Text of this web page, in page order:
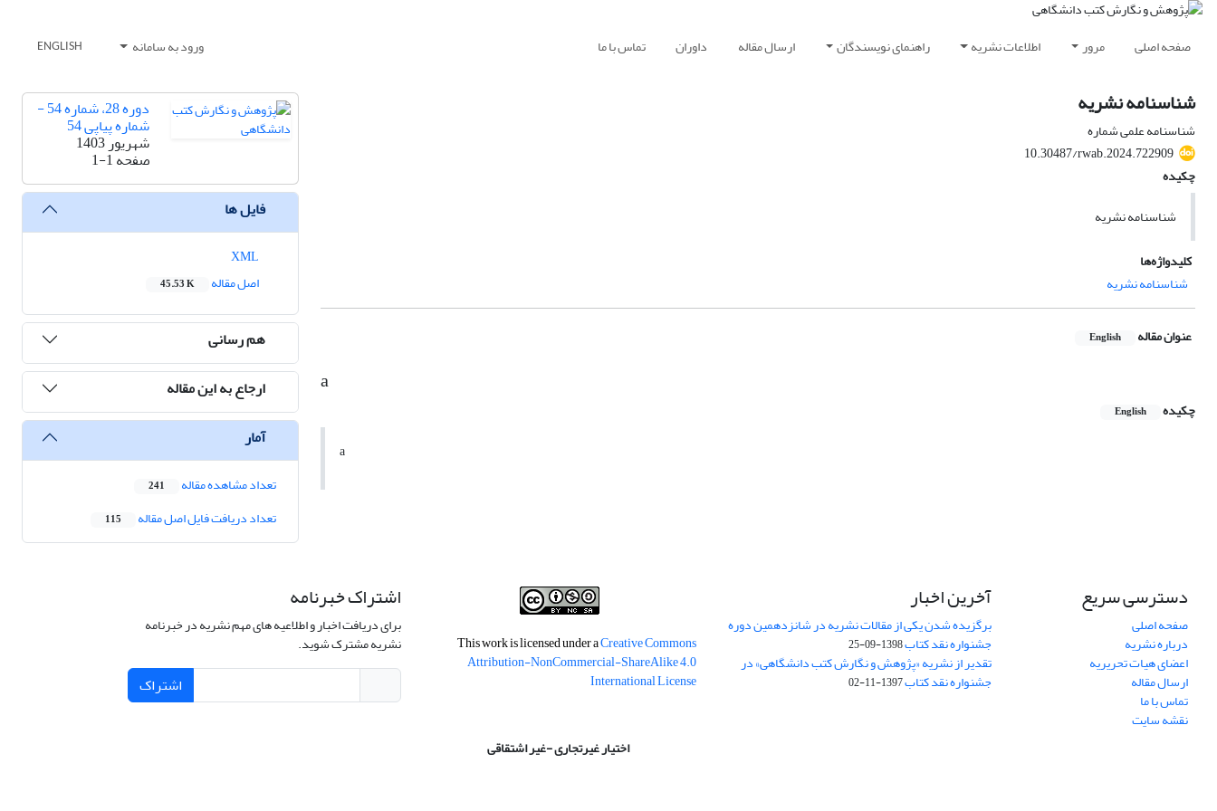
صفحه اصلی مرور اطلاعات نشریه راهنمای نویسندگان ارسال مقاله داوران تماس با ما ورود به سامانه ENGLISH
شناسنامه نشریه
شناسنامه علمی شماره
10.30487/rwab.2024.722909
چکیده
شناسنامه نشریه
کلیدواژه‌ها
شناسنامه نشریه
عنوان مقاله English
a
چکیده English
a
دوره 28، شماره 54 -
شماره پیاپی 54
شهریور 1403
صفحه1-1
فایل ها
اصل مقاله
45.53 K
هم رسانی
ارجاع به این مقاله
آمار
تعداد مشاهده مقاله 241
تعداد دریافت فایل اصل مقاله 115
دسترسی سریع
صفحه اصلی
درباره نشریه
اعضای هیات تحریریه
ارسال مقاله
تماس با ما
نقشه سایت
آخرین اخبار
برگزیده شدن یکی از مقالات نشریه در شانزدهمین دوره
جشنواره نقد کتاب1398-09-25
تقدیر از نشریه «پژوهش و نگارش کتب دانشگاهی» در
جشنواره نقد کتاب1397-11-02
This work is licensed under aCreative Commons
Attribution-NonCommercial-ShareAlike 4.0
International License
اختیار غیرتجاری -غیر اشتقاقی
اشتراک خبرنامه
برای دریافت اخبار و اطلاعیه های مهم نشریه در خبرنامه
نشریه مشترک شوید.
اشتراک